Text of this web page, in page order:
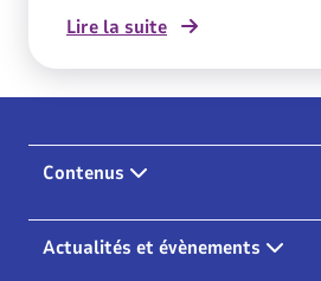
connaître pour une implantation
Lire la suite
Contenus
Actualités et évènements